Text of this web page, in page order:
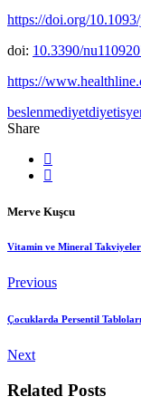
https://doi.org/
doi: 10.3390/
https://
beslenmediyet
Share
Merve Kuşcu
Vitamin ve Mineral
Previous
Çocuklarda Persentil
Next
Related Posts